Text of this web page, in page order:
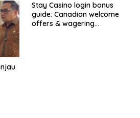
Stay Casino login bonus
guide: Canadian welcome
offers & wagering